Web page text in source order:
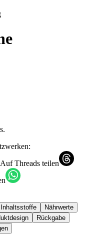
Auf Threads teilen
Inhaltsstoffe
Nährwerte
Rückgabe